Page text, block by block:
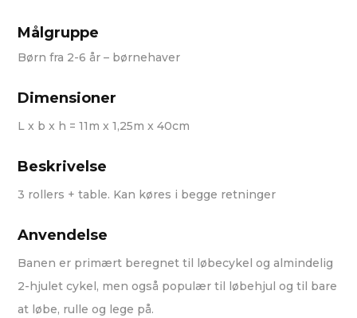
Målgruppe
Børn fra 2-6 år – børnehaver
Dimensioner
L x b x h = 11m x 1,25m x 40cm
Beskrivelse
3 rollers + table. Kan køres i begge retninger
Anvendelse
Banen er primært beregnet til løbecykel og almindelig
2-hjulet cykel, men også populær til løbehjul og til bare
at løbe, rulle og lege på.